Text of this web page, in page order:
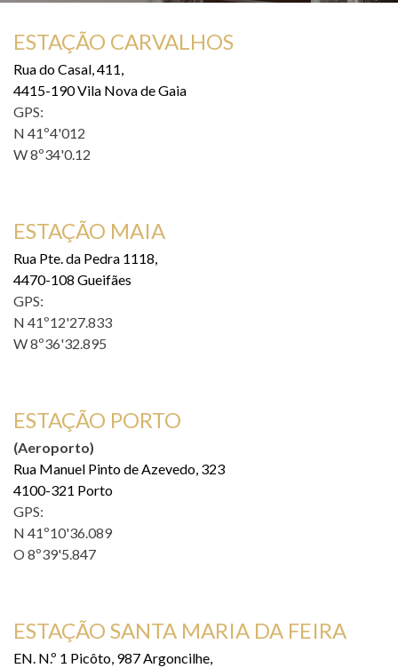
ESTAÇÃO CARVALHOS
Rua do Casal, 411,
4415-190 Vila Nova de Gaia
GPS:
N 41º4'012
W 8º34'0.12
ESTAÇÃO MAIA
Rua Pte. da Pedra 1118,
4470-108 Gueifães
GPS:
N 41º12'27.833
W 8º36'32.895
ESTAÇÃO PORTO
(Aeroporto)
Rua Manuel Pinto de Azevedo, 323
4100-321 Porto
GPS:
N 41º10'36.089
O 8º39'5.847
ESTAÇÃO SANTA MARIA DA FEIRA
EN. N.º 1 Picôto, 987 Argoncilhe,